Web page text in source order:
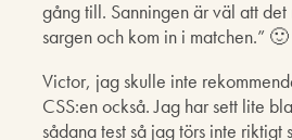
gång till. Sanningen är väl att det
sargen och kom in i matchen.” 🙂
Victor, jag skulle inte
CSS:en också. Jag har sett lite
sådana test så jag törs inte riktigt